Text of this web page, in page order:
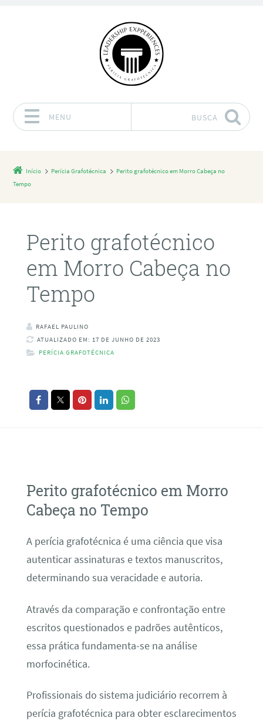
MENU BUSCA
Início Perícia Grafotécnica
Perito grafotécnico em Morro Cabeça no
Tempo
Perito grafotécnico
em Morro Cabeça no
Tempo
RAFAEL PAULINO
ATUALIZADO EM: 17 DE JUNHO DE 2023
PERÍCIA GRAFOTÉCNICA
Perito grafotécnico em Morro
Cabeça no Tempo
A perícia grafotécnica é uma ciência que visa
autenticar assinaturas e textos manuscritos,
determinando sua veracidade e autoria.
Através da comparação e confrontação entre
escritos questionados e padrões autênticos,
essa prática fundamenta-se na análise
morfocinética.
Profissionais do sistema judiciário recorrem à
perícia grafotécnica para obter esclarecimentos